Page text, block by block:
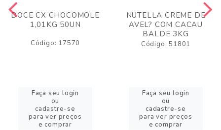
DOCE CX CHOCOMOLE
1,01KG 50UN
Código: 17570
Faça seu login
ou
cadastre-se
para ver preços
e comprar
NUTELLA CREME DE
AVEL? COM CACAU
BALDE 3KG
Código: 51801
Faça seu login
ou
cadastre-se
para ver preços
e comprar